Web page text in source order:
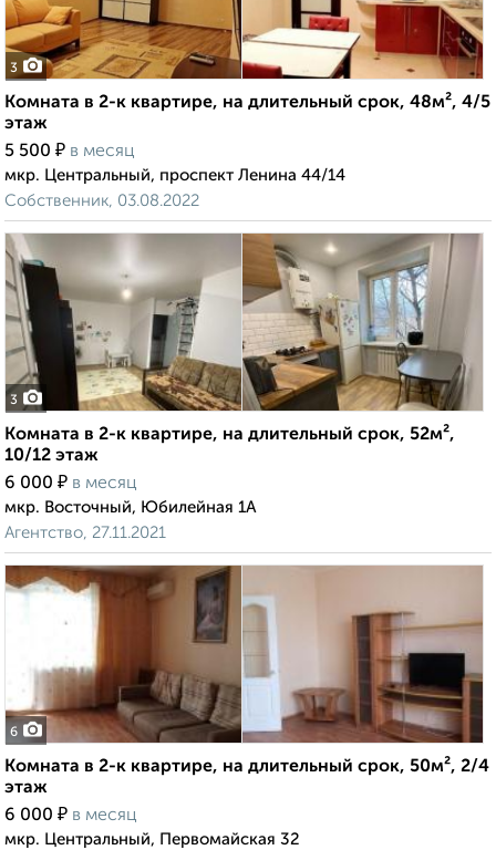
3
Комната в 2-к квартире, на длительный срок, 48м², 4/5
этаж
5 500 ₽ в месяц
мкр. Центральный, проспект Ленина 44/14
Собственник, 03.08.2022
3
Комната в 2-к квартире, на длительный срок, 52м²,
10/12 этаж
6 000 ₽ в месяц
мкр. Восточный, Юбилейная 1А
Агентство, 27.11.2021
6
Комната в 2-к квартире, на длительный срок, 50м², 2/4
этаж
6 000 ₽ в месяц
мкр. Центральный, Первомайская 32